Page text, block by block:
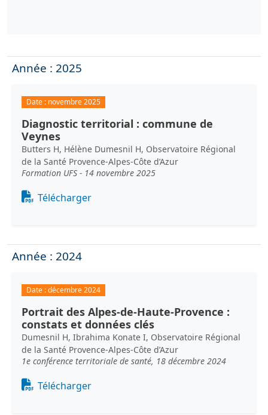
Année : 2025
Date : novembre 2025
Diagnostic territorial : commune de
Veynes
Butters H, Hélène Dumesnil H, Observatoire Régional
de la Santé Provence-Alpes-Côte d’Azur
Formation UFS - 14 novembre 2025
Document
Télécharger
Année : 2024
Date :décembre 2024
Portrait des Alpes-de-Haute-Provence :
constats et données clés
Dumesnil H, Ibrahima Konate I, Observatoire Régional
de la Santé Provence-Alpes-Côte d’Azur
1e conférence territoriale de santé, 18 décembre 2024
Document
Télécharger